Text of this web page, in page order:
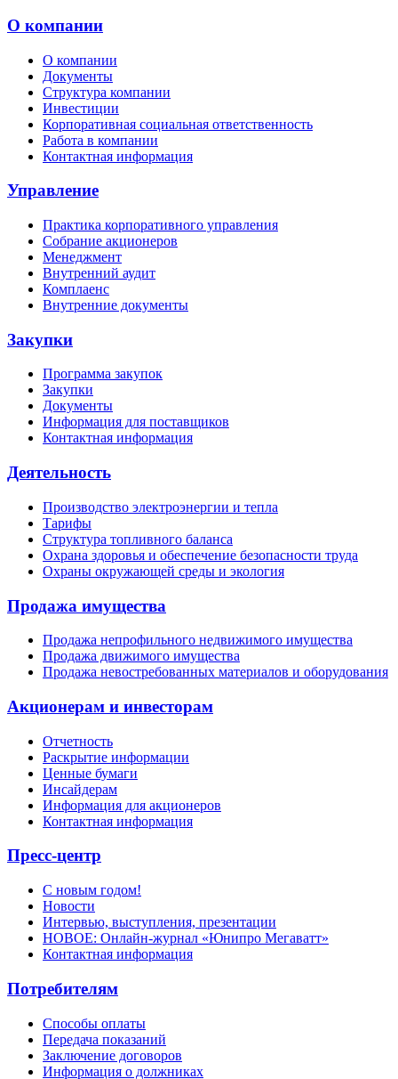
О компании
О компании
Документы
Структура компании
Инвестиции
Корпоративная социальная ответственность
Работа в компании
Контактная информация
Управление
Практика корпоративного управления
Собрание акционеров
Менеджмент
Внутренний аудит
Комплаенс
Внутренние документы
Закупки
Программа закупок
Закупки
Документы
Информация для поставщиков
Контактная информация
Деятельность
Производство электроэнергии и тепла
Тарифы
Структура топливного баланса
Охрана здоровья и обеспечение безопасности труда
Охраны окружающей среды и экология
Продажа имущества
Продажа непрофильного недвижимого имущества
Продажа движимого имущества
Продажа невостребованных материалов и оборудования
Акционерам и инвесторам
Отчетность
Раскрытие информации
Ценные бумаги
Инсайдерам
Информация для акционеров
Контактная информация
Пресс-центр
С новым годом!
Новости
Интервью, выступления, презентации
НОВОЕ: Онлайн-журнал «Юнипро Мегаватт»
Контактная информация
Потребителям
Способы оплаты
Передача показаний
Заключение договоров
Информация о должниках